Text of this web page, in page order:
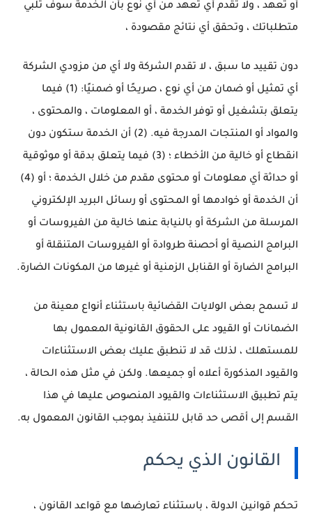
أو تعهد ، ولا تقدم أي تعهد من أي نوع بأن الخدمة سوف تلبي
متطلباتك ، وتحقق أي نتائج مقصودة ،
دون تقييد ما سبق ، لا تقدم الشركة ولا أي من مزودي الشركة
أي تمثيل أو ضمان من أي نوع ، صريحًا أو ضمنيًا: (1) فيما
يتعلق بتشغيل أو توفر الخدمة ، أو المعلومات ، والمحتوى ،
والمواد أو المنتجات المدرجة فيه.
(2) أن الخدمة ستكون دون
انقطاع أو خالية من الأخطاء ؛
(3) فيما يتعلق بدقة أو موثوقية
أو حداثة أي معلومات أو محتوى مقدم من خلال الخدمة ؛
أو (4)
أن الخدمة أو خوادمها أو المحتوى أو رسائل البريد الإلكتروني
المرسلة من الشركة أو بالنيابة عنها خالية من الفيروسات أو
البرامج النصية أو أحصنة طروادة أو الفيروسات المتنقلة أو
البرامج الضارة أو القنابل الزمنية أو غيرها من المكونات الضارة.
لا تسمح بعض الولايات القضائية باستثناء أنواع معينة من
الضمانات أو القيود على الحقوق القانونية المعمول بها
للمستهلك ، لذلك قد لا تنطبق عليك بعض الاستثناءات
والقيود المذكورة أعلاه أو جميعها. ولكن في مثل هذه الحالة ،
يتم تطبيق الاستثناءات والقيود المنصوص عليها في هذا
القسم إلى أقصى حد قابل للتنفيذ بموجب القانون المعمول به.
القانون الذي يحكم
تحكم قوانين الدولة ، باستثناء تعارضها مع قواعد القانون ،